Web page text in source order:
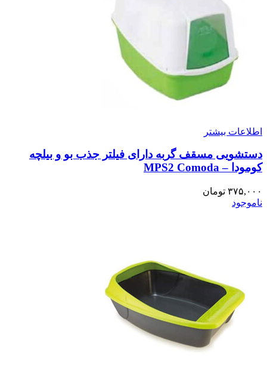
اطلاعات بیشتر
دستشویی مسقف گربه دارای فیلتر جذب بو و بیلچه
کومودا – MPS2 Comoda
۳۷۵,۰۰۰ تومان
ناموجود